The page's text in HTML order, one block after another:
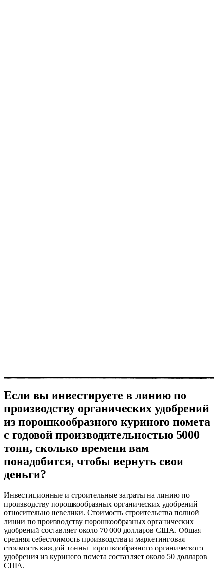
Если вы инвестируете в линию по
производству органических удобрений
из порошкообразного куриного помета
с годовой производительностью 5000
тонн, сколько времени вам
понадобится, чтобы вернуть свои
деньги?
Инвестиционные и строительные затраты на линию по
производству порошкообразных органических удобрений
относительно невелики. Стоимость строительства полной
линии по производству порошкообразных органических
удобрений составляет около 70 000 долларов США. Общая
средняя себестоимость производства и маркетинговая
стоимость каждой тонны порошкообразного органического
удобрения из куриного помета составляет около 50 долларов
США.